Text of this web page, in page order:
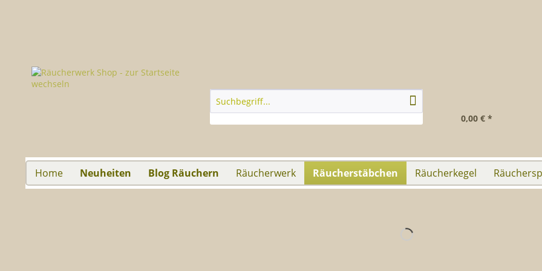
0,00 € *
Home Neuheiten Blog Räuchern Räucherwerk Räucherstäbchen Räucherkegel